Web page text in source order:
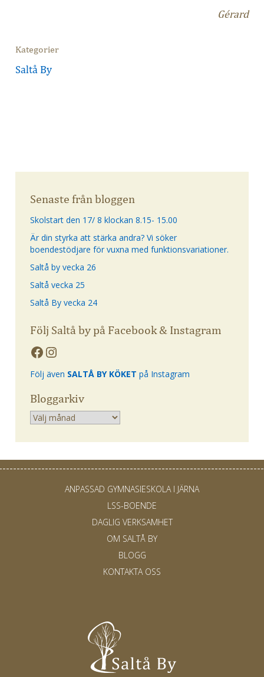
Gérard
Kategorier
Saltå By
Senaste från bloggen
Skolstart den 17/ 8 klockan 8.15- 15.00
Är din styrka att stärka andra? Vi söker
boendestödjare för vuxna med funktionsvariationer.
Saltå by vecka 26
Saltå vecka 25
Saltå By vecka 24
Följ Saltå by på Facebook & Instagram
Följ även SALTÅ BY KÖKET på Instagram
Bloggarkiv
Arkiv
ANPASSAD GYMNASIESKOLA I JÄRNA
LSS-BOENDE
DAGLIG VERKSAMHET
OM SALTÅ BY
BLOGG
KONTAKTA OSS